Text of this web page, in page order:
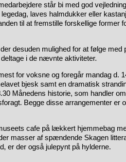
står bi med god
laves halmdukker eller
til at fremstille forskellige former
desuden mulighed for at følge
i de nævnte aktiviteter.
for voksne og foregår mandag d.
bjesk samt en dramatisk
Månedens historie, som handler
Begge disse arrangementer er
cafe på lækkert hjemmebag
masser af spændende Skagen
er der også julepynt på hylderne.